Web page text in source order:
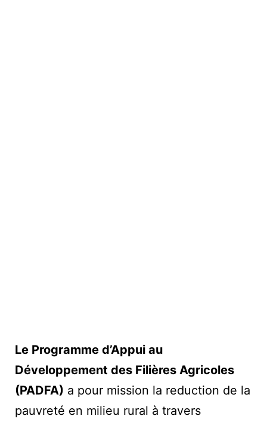
Le Programme d’Appui au
Développement des Filières Agricoles
(PADFA) a pour mission la reduction de la
pauvreté en milieu rural à travers